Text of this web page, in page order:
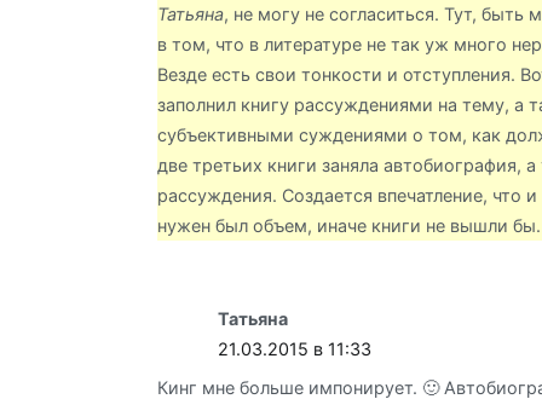
Татьяна, не могу не согласиться. Тут, быть
в том, что в литературе не так уж много
Везде есть свои тонкости и отступления.
заполнил книгу рассуждениями на тему, а
субъективными суждениями о том, как
две третьих книги заняла автобиография,
рассуждения. Создается впечатление, что
нужен был объем, иначе книги не вышли бы.
Татьяна
21.03.2015 в 11:33
Кинг мне больше импонирует. 🙂